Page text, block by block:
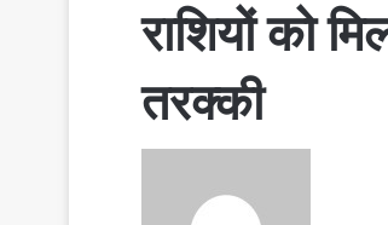
राशियों को
तरक्की